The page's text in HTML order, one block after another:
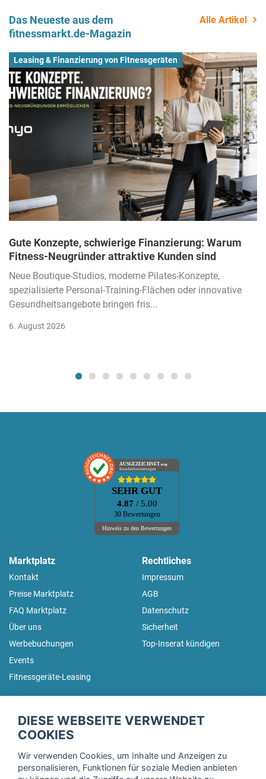
Das Neueste aus dem
fitnessmarkt.de-Magazin
Alle Artikel
Leasing & Finanzierung von Fitnessgeräten
Gute Konzepte, schwierige Finanzierung: Warum
Fitness-Neugründer attraktive Kunden sind
Neue Boutique-Studios, moderne Pilates-Konzepte,
spezialisierte Personal-Training-Flächen oder innovative
Gesundheitsangebote bringen fris...
6. August 2026
AUSGEZEICHNET.org
Kundenbewertungen
SEHR GUT
4.87 / 5.00
30 Bewertungen
Hinweis zu den Bewertungen
Marktplatz
Kontakt
Preise Marktplatz
FAQ Marktplatz
Über uns
Werbebuchungen
Events
Fitnessgeräte-Leasing
Rechtliches
Impressum
AGB
Datenschutz
Sicherheit
Top-Inserat kündigen
Trage dich hier für unseren Newsletter ein und erhalte regelmäßig
DIESE WEBSEITE VERWENDET
COOKIES
Wir verwenden Cookies, um Inhalte und Anzeigen zu
personalisieren, Funktionen für soziale Medien anbieten